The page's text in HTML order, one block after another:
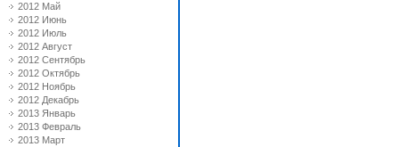
2012 Май
2012 Июнь
2012 Июль
2012 Август
2012 Сентябрь
2012 Октябрь
2012 Ноябрь
2012 Декабрь
2013 Январь
2013 Февраль
2013 Март